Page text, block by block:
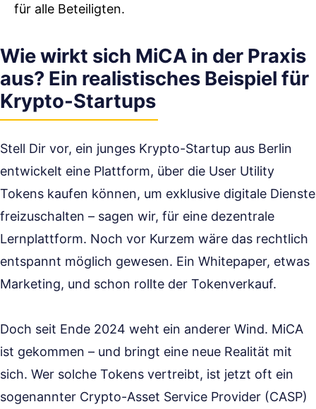
für alle Beteiligten.
Wie wirkt sich MiCA in der Praxis
aus? Ein realistisches Beispiel für
Krypto-Startups
Stell Dir vor, ein junges Krypto-Startup aus Berlin
entwickelt eine Plattform, über die User Utility
Tokens kaufen können, um exklusive digitale Dienste
freizuschalten – sagen wir, für eine dezentrale
Lernplattform. Noch vor Kurzem wäre das rechtlich
entspannt möglich gewesen. Ein Whitepaper, etwas
Marketing, und schon rollte der Tokenverkauf.
Doch seit Ende 2024 weht ein anderer Wind. MiCA
ist gekommen – und bringt eine neue Realität mit
sich. Wer solche Tokens vertreibt, ist jetzt oft ein
sogenannter Crypto-Asset Service Provider (CASP)